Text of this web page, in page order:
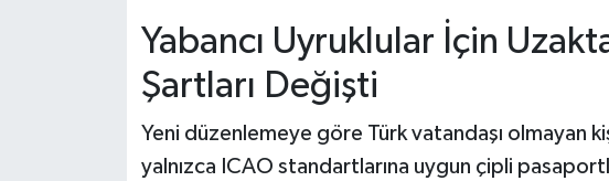
Yabancı Uyruklular İçin
Şartları Değişti
Yeni düzenlemeye göre Türk vatandaşı olmayan
yalnızca ICAO standartlarına uygun çipli